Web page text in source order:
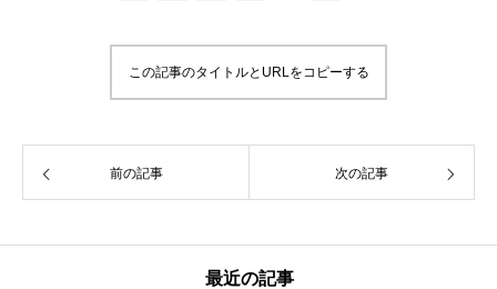
この記事のタイトルとURLをコピーする
前の記事 次の記事
最近の記事